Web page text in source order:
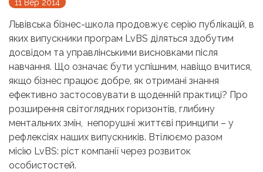
11 Вер 2014
Львівська бізнес-школа продовжує серію публікацій, в
яких випускники програм LvBS діляться здобутим
досвідом та управлінськими висновками після
навчання. Що означає бути успішним, навіщо вчитися,
якщо бізнес працює добре, як отримані знання
ефективно застосовувати в щоденній практиці? Про
розширення світоглядних горизонтів, глибину
ментальних змін, непорушні життєві принципи – у
рефлексіях наших випускників. Втілюємо разом
місію LvBS: ріст компанії через розвиток
особистостей.